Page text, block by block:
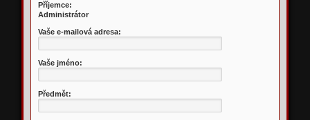
Příjemce:
Administrátor
Vaše e-mailová adresa:
Vaše jméno:
Předmět: